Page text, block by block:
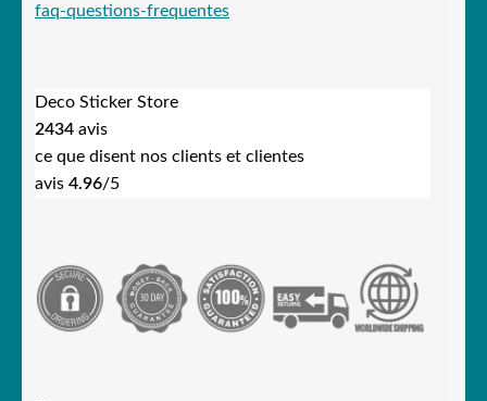
faq-questions-frequentes
Deco Sticker Store
2434 avis
ce que disent nos clients et clientes
avis 4.96/5